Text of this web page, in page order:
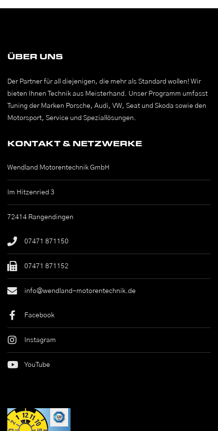
ÜBER UNS
Der Partner für all diejenigen, die mehr als Standard wollen! Wir
bieten Ihnen Technik aus Meisterhand. Unser Programm umfasst
Tuning der Marken Porsche, Audi, VW, Seat und Skoda sowie den
Motorsport, Service und Speziallösungen.
KONTAKT & NETZWERKE
Wendland Motorentechnik GmbH
Im Hitzenried 3
72414 Rangendingen
07471 871150
07471 871152
info@wendland-motorentechnik.de
Facebook
Instagram
YouTube